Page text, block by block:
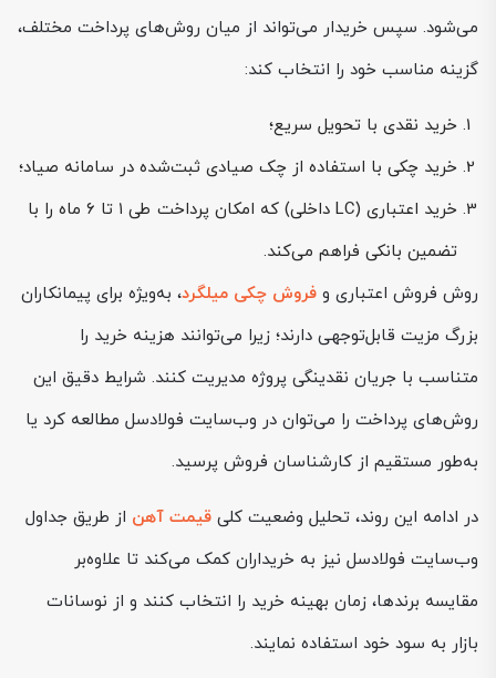
می‌شود. سپس خریدار می‌تواند از میان روش‌های پرداخت مختلف،
گزینه مناسب خود را انتخاب کند:
خرید نقدی با تحویل سریع؛
خرید چکی با استفاده از چک صیادی ثبت‌شده در سامانه صیاد؛
خرید اعتباری (LC داخلی) که امکان پرداخت طی ۱ تا ۶ ماه را با
تضمین بانکی فراهم می‌کند.
روش فروش اعتباری و فروش چکی میلگرد، به‌ویژه برای پیمانکاران
بزرگ مزیت قابل‌توجهی دارند؛ زیرا می‌توانند هزینه خرید را
متناسب با جریان نقدینگی پروژه مدیریت کنند. شرایط دقیق این
روش‌های پرداخت را می‌توان در وب‌سایت فولادسل مطالعه کرد یا
به‌طور مستقیم از کارشناسان فروش پرسید.
در ادامه این روند، تحلیل وضعیت کلی قیمت آهن از طریق جداول
وب‌سایت فولادسل نیز به خریداران کمک می‌کند تا علاوه‌بر
مقایسه برندها، زمان بهینه خرید را انتخاب کنند و از نوسانات
بازار به سود خود استفاده نمایند.